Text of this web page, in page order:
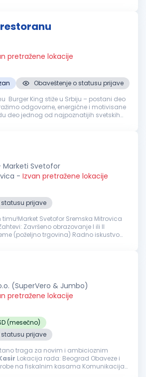
pretražene lokacije
Obaveštenje o statusu prijave
Burger King stiže u Srbiju – postani deo
odgovorne, energične i motivisane
deo jednog od najpoznatijih svetskih
Marketi Svetofor
- Izvan pretražene lokacije
statusu prijave
timu!Market Svetofor Sremska Mitrovica
Završeno obrazovanje I ili II
(poželjno trgovina) Radno iskustvo
(SuperVero & Jumbo)
pretražene lokacije
(mesečno)
statusu prijave
traga za novim i ambicioznim
Lokacija rada: Beograd Obaveze i